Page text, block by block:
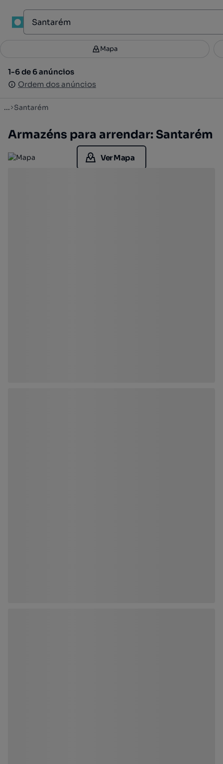
Filtros 3
1-6 de 6 anúncios
Ordem dos anúncios
Mapa
1-6 de 6 anúncios
Ordem dos anúncios
... Santarém
Armazéns para arrendar: Santarém
Ver Mapa